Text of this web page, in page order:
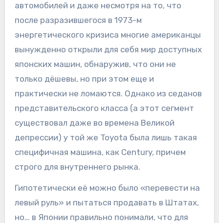
автомобилей и даже несмотря на то, что
после разразившегося в 1973-м
энергетического кризиса многие американцы
вынужденно открыли для себя мир доступных
японских машин, обнаружив, что они не
только дёшевы, но при этом еще и
практически не ломаются. Однако из седанов
представительского класса (а этот сегмент
существовал даже во времена Великой
депрессии) у той же Toyota была лишь такая
специфичная машина, как Century, причем
строго для внутреннего рынка.
Гипотетически её можно было «перевести на
левый руль» и пытаться продавать в Штатах,
но… в Японии правильно понимали, что для